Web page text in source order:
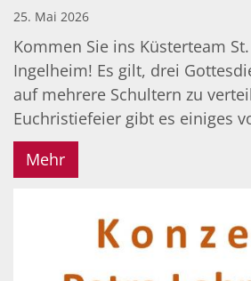
25. Mai 2026
Kommen Sie ins Küsterteam
Ingelheim! Es gilt, drei
auf mehrere Schultern zu
Euchristiefeier gibt es einiges
Mehr